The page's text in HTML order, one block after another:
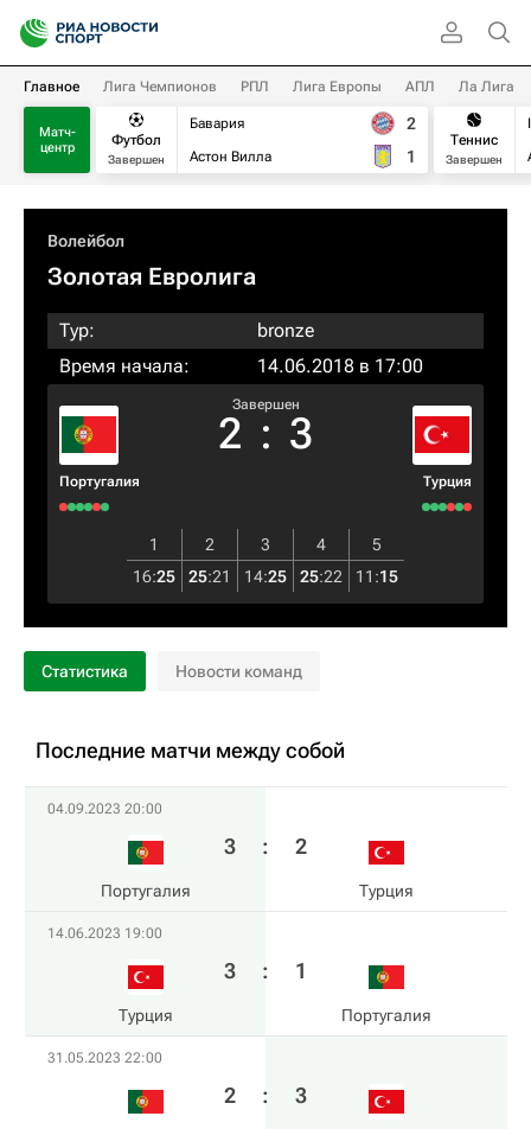
Главное Лига Чемпионов РПЛ Лига Европы АПЛ Ла Лига
Матч-
центр
Футбол
Завершен
Бавария
Астон Вилла
2
1
Теннис
Завершен
Волейбол
Золотая Евролига
Тур:
bronze
Время начала:
14.06.2018 в 17:00
Португалия
Завершен
2 : 3
Турция
1 2 3 4
5
16:25 25:21 14:25 25:22 11 :15
Статистика Новости команд
Последние матчи между собой
04.09.2023 20:00
Португалия
3 : 2
Турция
14.06.2023 19:00
Турция
3 : 1
Португалия
31.05.2023 22:00
2 : 3